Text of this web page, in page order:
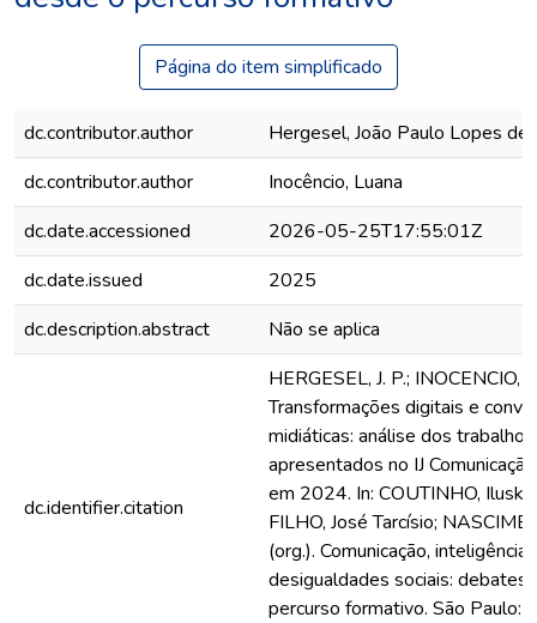
Página do item simplificado
dc.contributor.author
Hergesel, João Paulo Lopes de
dc.contributor.author
Inocêncio, Luana
dc.date.accessioned
2026-05-25T17:55:01Z
dc.date.issued
2025
dc.description.abstract
Não se aplica
dc.identifier.citation
HERGESEL, J. P.; INOCENCIO,
Transformações digitais e
midiáticas: análise dos trabalhos
apresentados no IJ
em 2024. In: COUTINHO,
FILHO, José Tarcísio;
(org.). Comunicação, inteligência
desigualdades sociais: debates
percurso formativo. São Paulo: